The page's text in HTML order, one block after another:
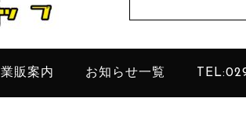
業販案内 お知らせ一覧